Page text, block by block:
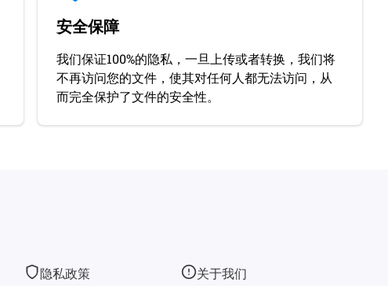
安全保障
我们保证100%的隐私，一旦上传或者转换，我们将
不再访问您的文件，使其对任何人都无法访问，从
而完全保护了文件的安全性。
隐私政策 关于我们